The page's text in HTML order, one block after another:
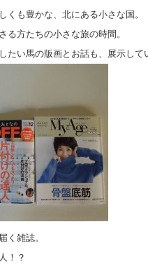
くも豊かな、北にある小さな国。
る方たちの小さな旅の時間。
たい馬の版画とお話も、展示して
く雑誌。
！？